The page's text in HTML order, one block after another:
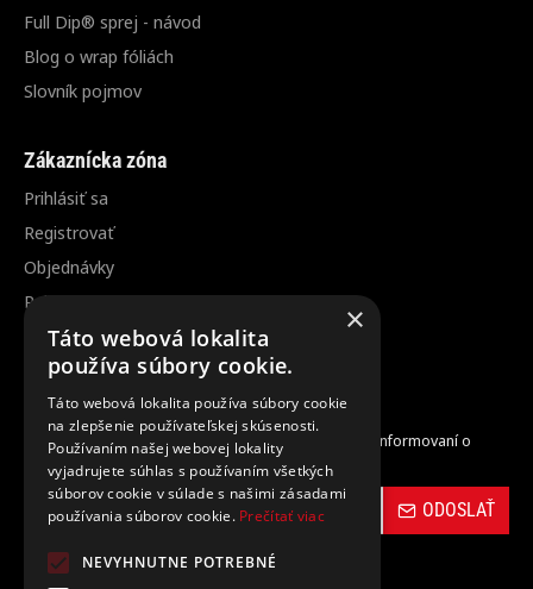
Full Dip® sprej - návod
Blog o wrap fóliách
Slovník pojmov
Zákaznícka zóna
Prihlásiť sa
Registrovať
Objednávky
Reklamácia / vrátenie tovaru
Zrušenie objednávky
Odber noviniek
Zaregistrujte sa do nášho odberu noviniek a buďte informovaní o
novinkách a propagačných akciách.
ODOSLAŤ
×
Táto webová lokalita
používa súbory cookie.
Táto webová lokalita používa súbory cookie
na zlepšenie používateľskej skúsenosti.
Používaním našej webovej lokality
vyjadrujete súhlas s používaním všetkých
súborov cookie v súlade s našimi zásadami
používania súborov cookie. Prečítať viac
NEVYHNUTNE POTREBNÉ